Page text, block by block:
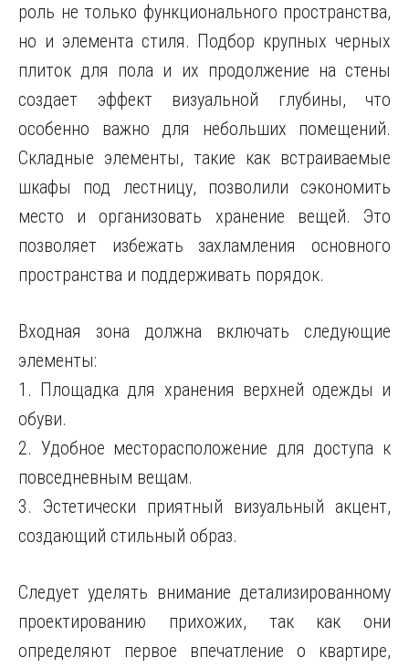
роль не только функционального пространства,
но и элемента стиля. Подбор крупных черных
плиток для пола и их продолжение на стены
создает эффект визуальной глубины, что
особенно важно для небольших помещений.
Складные элементы, такие как встраиваемые
шкафы под лестницу, позволили сэкономить
место и организовать хранение вещей. Это
позволяет избежать захламления основного
пространства и поддерживать порядок.
Входная зона должна включать следующие
элементы:
1. Площадка для хранения верхней одежды и
обуви.
2. Удобное месторасположение для доступа к
повседневным вещам.
3. Эстетически приятный визуальный акцент,
создающий стильный образ.
Следует уделять внимание детализированному
проектированию прихожих, так как они
определяют первое впечатление о квартире,